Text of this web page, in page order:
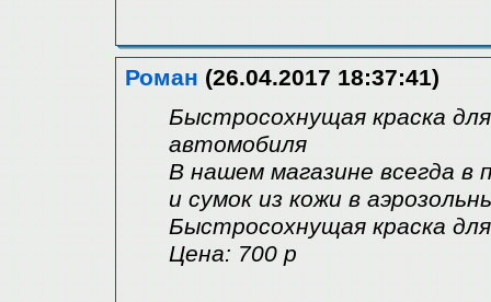
Роман (26.04.2017 18:37:41)
Быстросохнущая краска
автомобиля
В нашем магазине всегда в
и сумок из кожи в
Быстросохнущая краска
Цена: 700 р